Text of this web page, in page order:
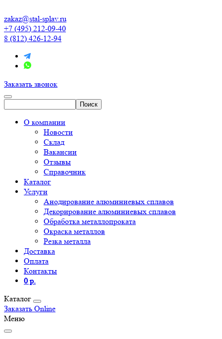
zakaz@stal-splav.ru
+7 (495) 212-09-40
8 (812) 426-12-94
Заказать звонок
О компании
Новости
Склад
Вакансии
Отзывы
Справочник
Каталог
Услуги
Анодирование алюминиевых сплавов
Декорирование алюминиевых сплавов
Обработка металлопроката
Окраска металлов
Резка металла
Доставка
Оплата
Контакты
0 р.
Каталог
Заказать Online
Меню